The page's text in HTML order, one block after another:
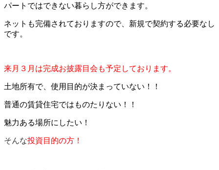
パートではできない暮らし方ができます。
ネットも完備されておりますので、新規で契約する必要なし
です。
来月３月は完成お披露目会も予定しております。
土地所有で、使用目的が決まっていない！！
普通の賃貸住宅ではものたりない！！
魅力ある場所にしたい！
そんな投資目的の方！